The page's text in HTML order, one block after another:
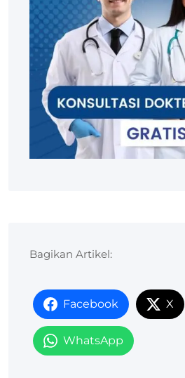
Bagikan Artikel:
Facebook X
WhatsApp